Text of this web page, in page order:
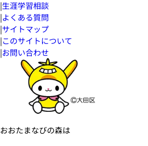
|生涯学習相談
|よくある質問
|サイトマップ
|このサイトについて
|お問い合わせ
おおたまなびの森は